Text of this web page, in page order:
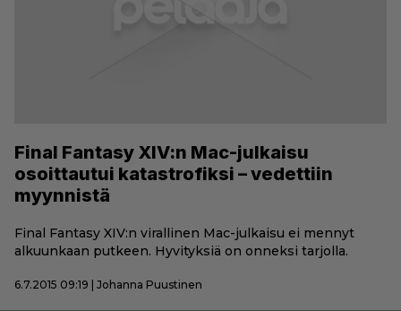
Final Fantasy XIV:n Mac-julkaisu
osoittautui katastrofiksi – vedettiin
myynnistä
Final Fantasy XIV:n virallinen Mac-julkaisu ei mennyt
alkuunkaan putkeen. Hyvityksiä on onneksi tarjolla.
6.7.2015 09:19 | Johanna Puustinen